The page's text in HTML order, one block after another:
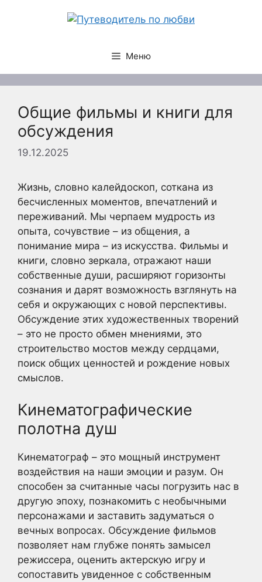
Меню
Общие фильмы и книги для
обсуждения
19.12.2025
Жизнь, словно калейдоскоп, соткана из
бесчисленных моментов, впечатлений и
переживаний. Мы черпаем мудрость из
опыта, сочувствие – из общения, а
понимание мира – из искусства. Фильмы и
книги, словно зеркала, отражают наши
собственные души, расширяют горизонты
сознания и дарят возможность взглянуть на
себя и окружающих с новой перспективы.
Обсуждение этих художественных творений
– это не просто обмен мнениями, это
строительство мостов между сердцами,
поиск общих ценностей и рождение новых
смыслов.
Кинематографические
полотна душ
Кинематограф – это мощный инструмент
воздействия на наши эмоции и разум. Он
способен за считанные часы погрузить нас в
другую эпоху, познакомить с необычными
персонажами и заставить задуматься о
вечных вопросах. Обсуждение фильмов
позволяет нам глубже понять замысел
режиссера, оценить актерскую игру и
сопоставить увиденное с собственным